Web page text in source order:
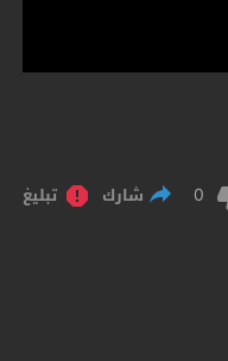
0 شارك تبليغ